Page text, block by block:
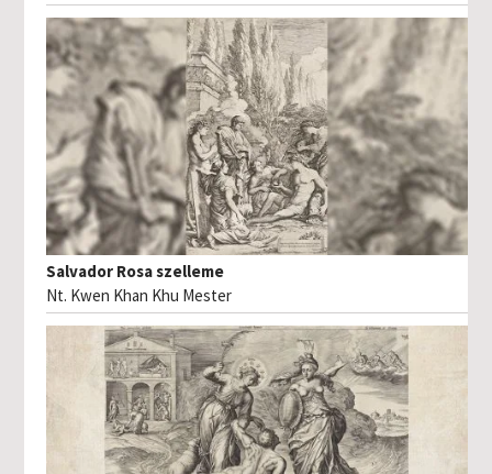
Salvador Rosa szelleme
Nt. Kwen Khan Khu Mester